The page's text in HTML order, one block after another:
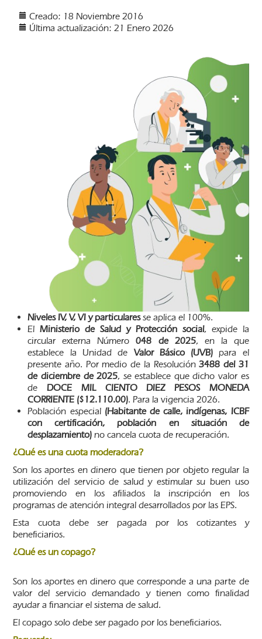
Creado: 18 Noviembre 2016
Última actualización: 21 Enero 2026
Niveles IV, V, VI y particularesse aplica el 100%.
ElMinisterio de Salud y Protección social, expide la
circular externa Número048 de 2025, en la que
establece la Unidad de Valor Básico (UVB) para el
presente año. Por medio de la Resolución3488 del 31
de diciembre de 2025, se establece que dicho valor es
de DOCE MIL CIENTO DIEZ PESOS MONEDA
CORRIENTE ($12.110.00). Para la vigencia 2026.
Población especial(Habitante de calle, indígenas, ICBF
concertificación, población en situación de
desplazamiento) no cancela cuota de recuperación.
¿Qué es una cuota moderadora?
Son los aportes en dinero que tienen por objeto regular la
utilización del servicio de salud y estimular su buen uso
promoviendo en los afiliados la inscripción en los
programas de atención integral desarrollados por las EPS.
Esta cuota debe ser pagada por los cotizantes y
beneficiarios.
¿Qué es un copago?
Son los aportes en dinero que corresponde a una parte de
valor del servicio demandado y tienen como finalidad
ayudar a financiar el sistema de salud.
El copago solo debe ser pagado por los beneficiarios.